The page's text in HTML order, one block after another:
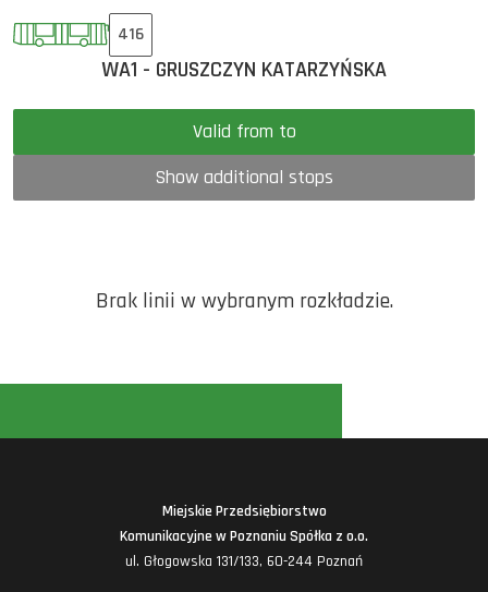
416
WA1 - GRUSZCZYN KATARZYŃSKA
Valid from to
Show additional stops
Brak linii w wybranym rozkładzie.
Miejskie Przedsiębiorstwo
Komunikacyjne w Poznaniu Spółka z o.o.
ul. Głogowska 131/133, 60-244 Poznań